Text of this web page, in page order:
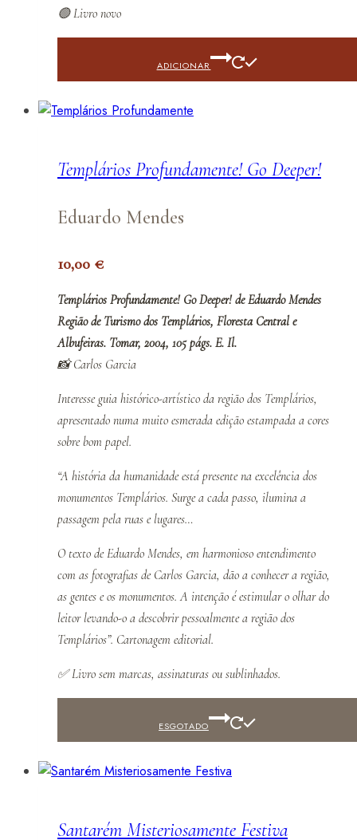
🟢 Livro novo
ADICIONAR
Templários Profundamente! Go Deeper!
Eduardo Mendes
10,00 €
Templários Profundamente! Go Deeper! de Eduardo Mendes
Região de Turismo dos Templários, Floresta Central e
Albufeiras. Tomar, 2004, 105 págs. E. Il.
📸 Carlos Garcia
Interesse guia histórico-artístico da região dos Templários,
apresentado numa muito esmerada edição estampada a cores
sobre bom papel.
“A história da humanidade está presente na excelência dos
monumentos Templários. Surge a cada passo, ilumina a
passagem pela ruas e lugares…
O texto de Eduardo Mendes, em harmonioso entendimento
com as fotografias de Carlos Garcia, dão a conhecer a região,
as gentes e os monumentos. A intenção é estimular o olhar do
leitor levando-o a descobrir pessoalmente a região dos
Templários”. Cartonagem editorial.
✅Livro sem marcas, assinaturas ou sublinhados.
ESGOTADO
Santarém Misteriosamente Festiva